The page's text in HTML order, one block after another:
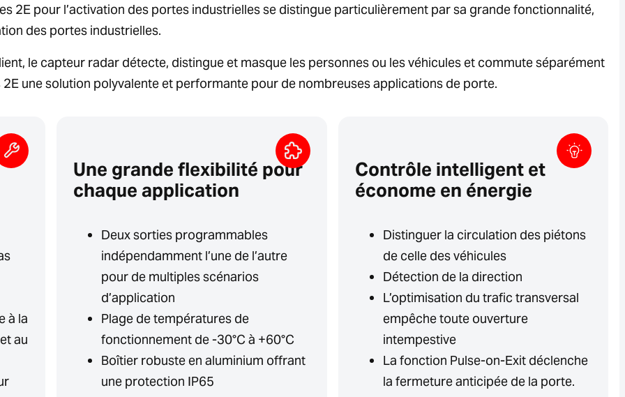
2E pour l’activation des portes industrielles se distingue particulièrement par sa grande fonctionnalité,
des portes industrielles.
le capteur radar détecte, distingue et masque les personnes ou les véhicules et commute séparément
une solution polyvalente et performante pour de nombreuses applications de porte.
à la
au
Une grande flexibilité pour
chaque application
Deux sorties programmables
indépendamment l’une de l’autre
pour de multiples scénarios
d’application
Plage de températures de
fonctionnement de -30°C à +60°C
Boîtier robuste en aluminium offrant
une protection IP65
Contrôle intelligent et
économe en énergie
Distinguer la circulation des piétons
de celle des véhicules
Détection de la direction
L’optimisation du trafic transversal
empêche toute ouverture
intempestive
La fonction Pulse-on-Exit déclenche
la fermeture anticipée de la porte.